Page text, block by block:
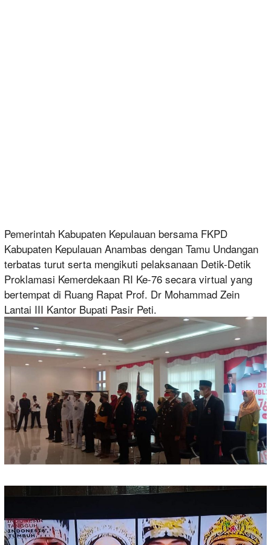
Pemerintah Kabupaten Kepulauan bersama FKPD
Kabupaten Kepulauan Anambas dengan Tamu Undangan
terbatas turut serta mengikuti pelaksanaan Detik-Detik
Proklamasi Kemerdekaan RI Ke-76 secara virtual yang
bertempat di Ruang Rapat Prof. Dr Mohammad Zein
Lantai III Kantor Bupati Pasir Peti.